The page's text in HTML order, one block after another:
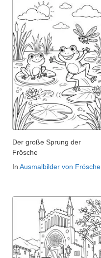
Der große Sprung der
Frösche
In Ausmalbilder von Frösche